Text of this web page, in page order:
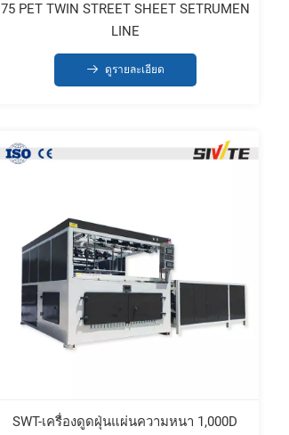
75 PET TWIN STREET SHEET SETRUMEN
LINE
ดูรายละเอียด
SWT-เครื่องดูดฝุ่นแผ่นความหนา 1,000D